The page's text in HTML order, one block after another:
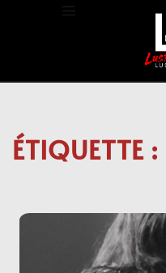
ÉTIQUETTE :